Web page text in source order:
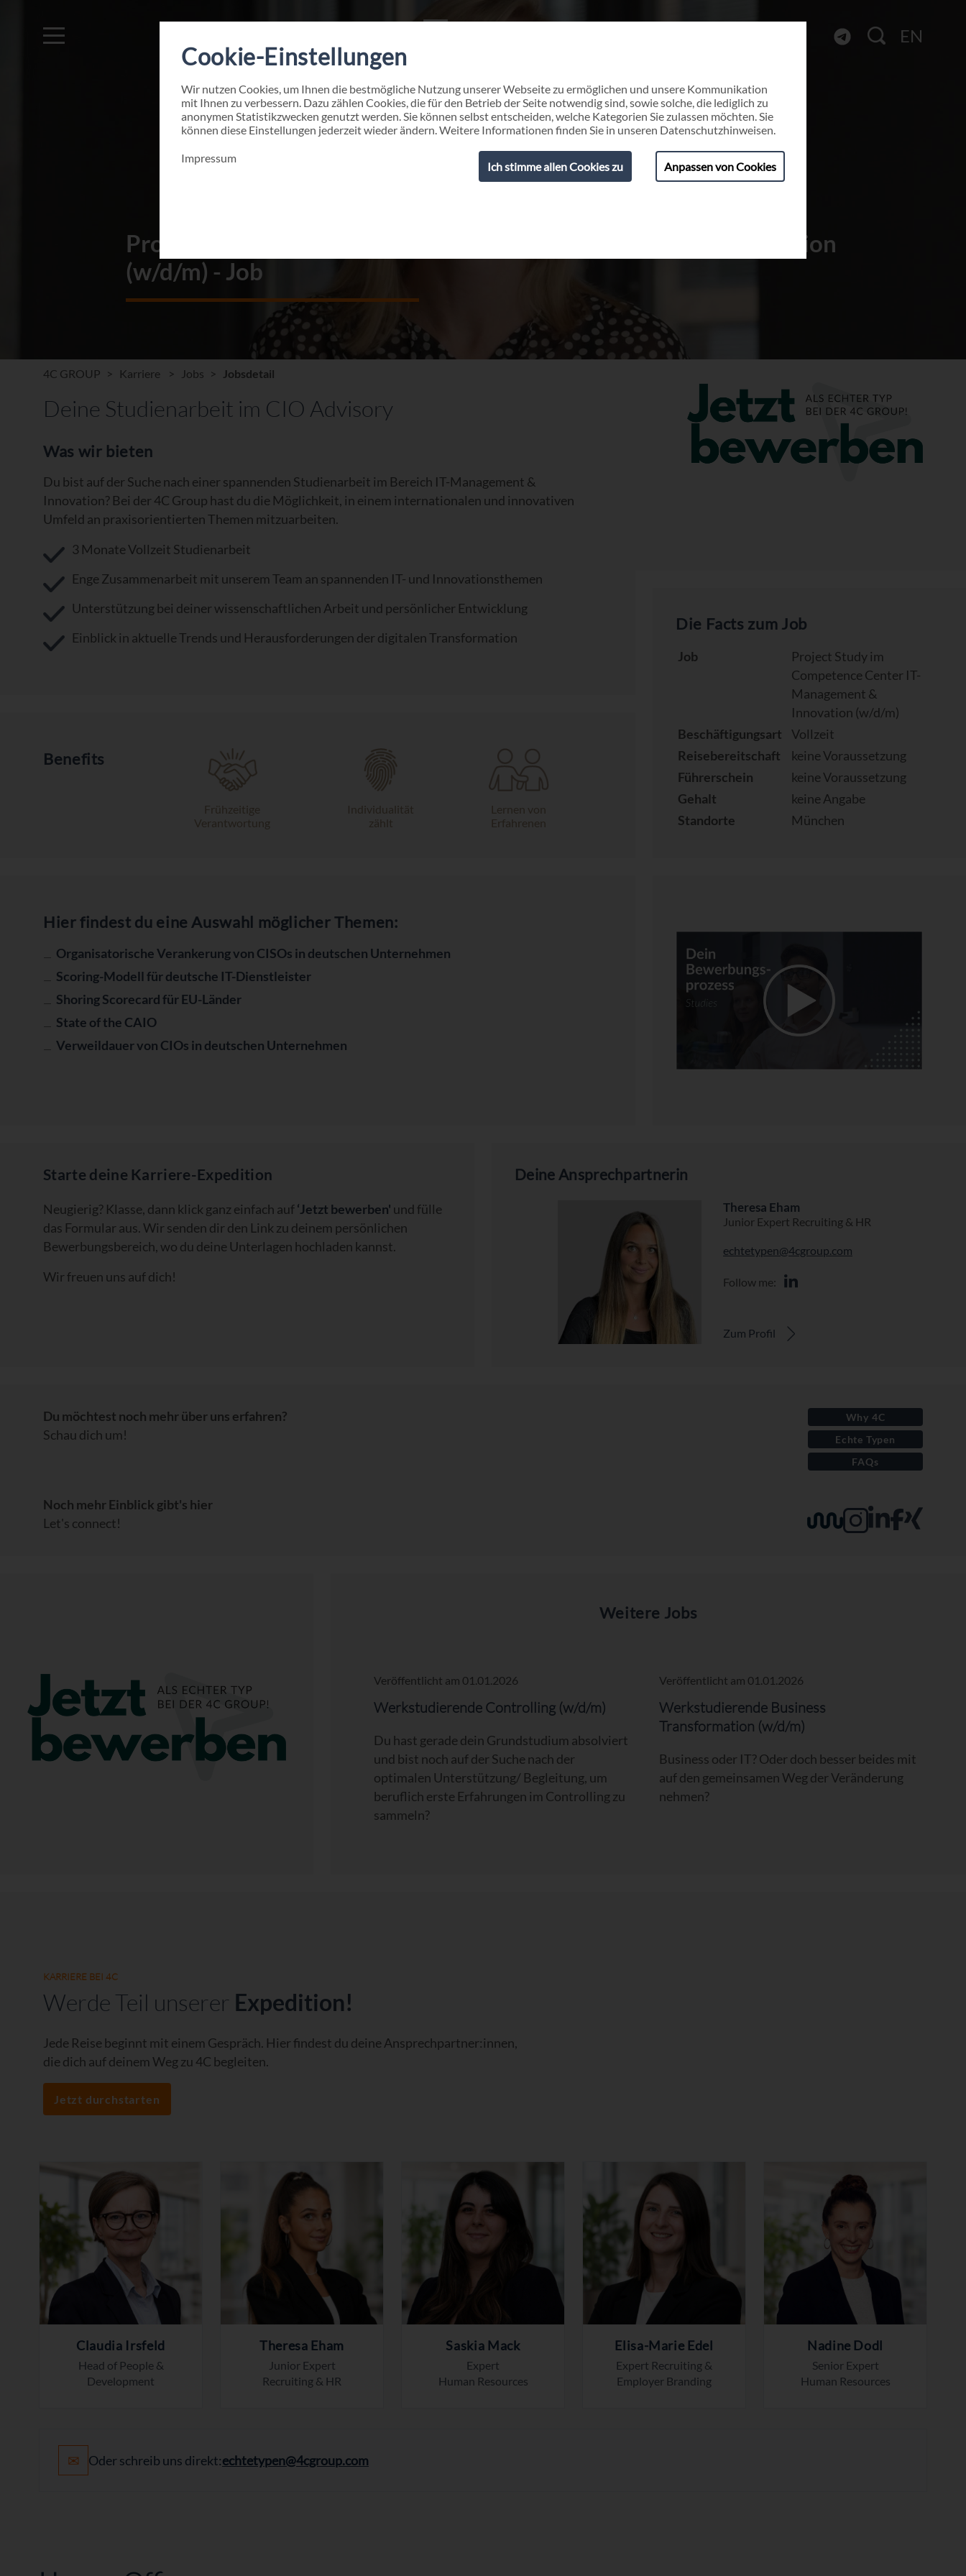
EN
Project Study im Competence Center IT-Management & Innovation
(w/d/m) - Job
4C GROUP Karriere Jobs Jobsdetail
Deine Studienarbeit im CIO Advisory
Was wir bieten
Du bist auf der Suche nach einer spannenden Studienarbeit im Bereich IT-Management &
Innovation? Bei der 4C Group hast du die Möglichkeit, in einem internationalen und innovativen
Umfeld an praxisorientierten Themen mitzuarbeiten.
3 Monate Vollzeit Studienarbeit
Enge Zusammenarbeit mit unserem Team an spannenden IT- und Innovationsthemen
Unterstützung bei deiner wissenschaftlichen Arbeit und persönlicher Entwicklung
Einblick in aktuelle Trends und Herausforderungen der digitalen Transformation
Benefits
Frühzeitige
Verantwortung
Individualität
zählt
Lernen von
Erfahrenen
Die Facts zum Job
Job
Project Study im
Competence Center IT-
Management &
Innovation (w/d/m)
Beschäftigungsart
Vollzeit
Reisebereitschaft
keine Voraussetzung
Führerschein
keine Voraussetzung
Gehalt
keine Angabe
Standorte
München
Hier findest du eine Auswahl möglicher Themen:
Organisatorische Verankerung von CISOs in deutschen Unternehmen
Scoring-Modell für deutsche IT-Dienstleister
Shoring Scorecard für EU-Länder
State of the CAIO
Verweildauer von CIOs in deutschen Unternehmen
Starte deine Karriere-Expedition
Neugierig? Klasse, dann klick ganz einfach auf‘Jetzt bewerben' und fülle
das Formular aus. Wir senden dir den Link zu deinem persönlichen
Bewerbungsbereich, wo du deine Unterlagen hochladen kannst.
Wir freuen uns auf dich!
Deine Ansprechpartnerin
Theresa Eham
Junior Expert Recruiting & HR
echtetypen@4cgroup.com
Follow me:
Zum Profil
Du möchtest noch mehr über uns erfahren?
Schau dich um!
Why 4C
Echte Typen
FAQs
Noch mehr Einblick gibt's hier
Let's connect!
Weitere Jobs
beides mit
Veröffentlicht am 01.01.2026
Werkstudierende Digital Health (w/d/m)
Du hast gerade dein Grundstudium absolviert
und bist noch auf der Suche nach der
Veröffentlicht am 01.01.2026
Werkstudierende Controlling (w/d/m)
Du hast gerade dein Grundstudium absolviert
und bist noch auf der Suche nach der
optimalen Unterstützung/ Begleitung, um
beruflich erste Erfahrungen im Controlling zu
sammeln?
Veröffentlicht am 01.01.2026
Werkstudierende Business
Transformation (w/d/m)
Business oder IT? Oder doch besser beides mit
auf den gemeinsamen Weg der Veränderung
nehmen?
KARRIERE BEI 4C
Werde Teil unserer Expedition!
Jede Reise beginnt mit einem Gespräch. Hier findest du deine Ansprechpartner:innen,
die dich auf deinem Weg zu 4C begleiten.
Jetzt durchstarten
Claudia Irsfeld
Head of People &
Development
Theresa Eham
Junior Expert
Recruiting & HR
Saskia Mack
Expert
Human Resources
Elisa-Marie Edel
Expert Recruiting &
Employer Branding
Nadine Dodl
Senior Expert
Human Resources
✉ Oder schreib uns direkt:echtetypen@4cgroup.com
Cookie-Einstellungen
Wir nutzen Cookies, um Ihnen die bestmögliche Nutzung unserer Webseite zu ermöglichen und unsere Kommunikation
mit Ihnen zu verbessern. Dazu zählen Cookies, die für den Betrieb der Seite notwendig sind, sowie solche, die lediglich zu
anonymen Statistikzwecken genutzt werden. Sie können selbst entscheiden, welche Kategorien Sie zulassen möchten. Sie
können diese Einstellungen jederzeit wieder ändern. Weitere Informationen finden Sie in unseren Datenschutzhinweisen.
Ich stimme allen Cookies zu Anpassen von Cookies
Impressum